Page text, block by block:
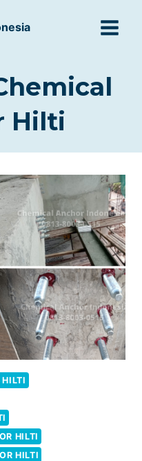
Hilti
HILTI
HILTI